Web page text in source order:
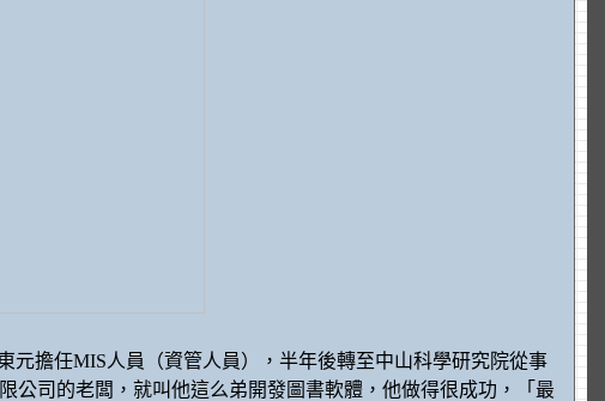
擔任MIS人員（資管人員），半年後轉至中山科學研究院從事
公司的老闆，就叫他這么弟開發圖書軟體，他做得很成功，「最